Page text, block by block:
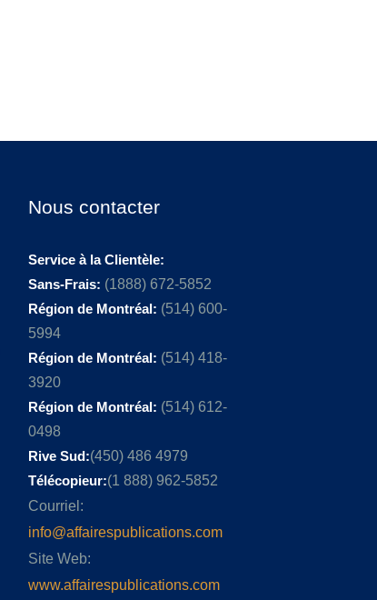
Nous contacter
Service à la Clientèle:
Sans-Frais: (1888) 672-5852
Région de Montréal: (514) 600-
5994
Région de Montréal: (514) 418-
3920
Région de Montréal: (514) 612-
0498
Rive Sud:(450) 486 4979
Télécopieur:(1 888) 962-5852
Courriel:
info@affairespublications.com
Site Web:
www.affairespublications.com